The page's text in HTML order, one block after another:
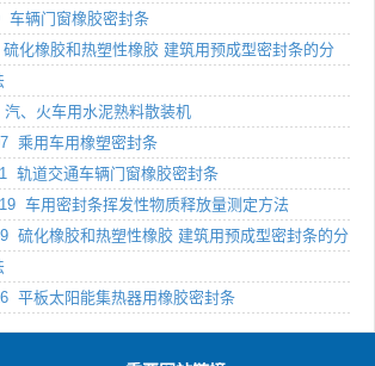
车辆门窗橡胶密封条
硫化橡胶和热塑性橡胶 建筑用预成型密封条的分
、火车用水泥熟料散装机
乘用车用橡塑密封条
轨道交通车辆门窗橡胶密封条
车用密封条挥发性物质释放量测定方法
硫化橡胶和热塑性橡胶 建筑用预成型密封条的分
平板太阳能集热器用橡胶密封条